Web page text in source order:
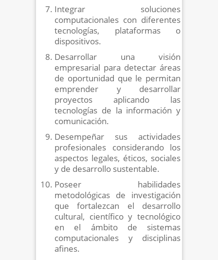
Integrar soluciones
computacionales con diferentes
tecnologías, plataformas o
dispositivos.
Desarrollar una visión
empresarial para detectar áreas
de oportunidad que le permitan
emprender y desarrollar
proyectos aplicando las
tecnologías de la información y
comunicación.
Desempeñar sus actividades
profesionales considerando los
aspectos legales, éticos, sociales
y de desarrollo sustentable.
Poseer habilidades
metodológicas de investigación
que fortalezcan el desarrollo
cultural, científico y tecnológico
en el ámbito de sistemas
computacionales y disciplinas
afines.